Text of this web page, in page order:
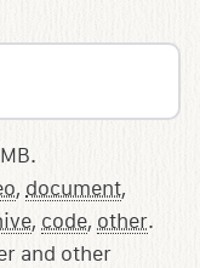
, document,
, code, other.
and other